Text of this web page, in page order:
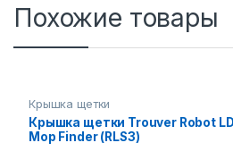
Похожие товары
Крышка щетки
Крышка щетки Trouver Robot
Mop Finder (RLS3)